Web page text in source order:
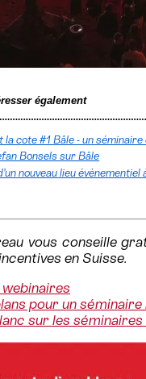
également
la cote #1 Bâle - un
Bonsels sur Bâle
nouveau lieu
vous conseille
en Suisse.
pour un
sur les